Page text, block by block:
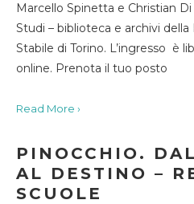
Marcello Spinetta e Christian
Studi – biblioteca e archivi
Stabile di Torino. L’ingresso è
online. Prenota il tuo posto
Read More ›
PINOCCHIO.
AL DESTINO –
SCUOLE